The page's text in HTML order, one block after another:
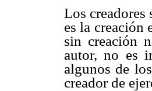
Los creadores
es la creación
sin creación
autor, no es
algunos de
creador de